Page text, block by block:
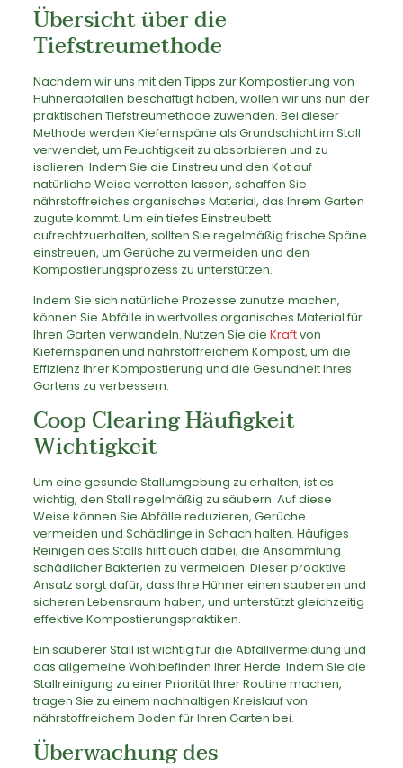
Übersicht über die
Tiefstreumethode
Nachdem wir uns mit den Tipps zur Kompostierung von
Hühnerabfällen beschäftigt haben, wollen wir uns nun der
praktischen Tiefstreumethode zuwenden. Bei dieser
Methode werden Kiefernspäne als Grundschicht im Stall
verwendet, um Feuchtigkeit zu absorbieren und zu
isolieren. Indem Sie die Einstreu und den Kot auf
natürliche Weise verrotten lassen, schaffen Sie
nährstoffreiches organisches Material, das Ihrem Garten
zugute kommt. Um ein tiefes Einstreubett
aufrechtzuerhalten, sollten Sie regelmäßig frische Späne
einstreuen, um Gerüche zu vermeiden und den
Kompostierungsprozess zu unterstützen.
Indem Sie sich natürliche Prozesse zunutze machen,
können Sie Abfälle in wertvolles organisches Material für
Ihren Garten verwandeln. Nutzen Sie die Kraftvon
Kiefernspänen und nährstoffreichem Kompost, um die
Effizienz Ihrer Kompostierung und die Gesundheit Ihres
Gartens zu verbessern.
Coop Clearing Häufigkeit
Wichtigkeit
Um eine gesunde Stallumgebung zu erhalten, ist es
wichtig, den Stall regelmäßig zu säubern. Auf diese
Weise können Sie Abfälle reduzieren, Gerüche
vermeiden und Schädlinge in Schach halten. Häufiges
Reinigen des Stalls hilft auch dabei, die Ansammlung
schädlicher Bakterien zu vermeiden. Dieser proaktive
Ansatz sorgt dafür, dass Ihre Hühner einen sauberen und
sicheren Lebensraum haben, und unterstützt gleichzeitig
effektive Kompostierungspraktiken.
Ein sauberer Stall ist wichtig für die Abfallvermeidung und
das allgemeine Wohlbefinden Ihrer Herde. Indem Sie die
Stallreinigung zu einer Priorität Ihrer Routine machen,
tragen Sie zu einem nachhaltigen Kreislauf von
nährstoffreichem Boden für Ihren Garten bei.
Überwachung des